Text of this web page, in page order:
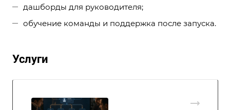
дашборды для руководителя;
обучение команды и поддержка после запуска.
Услуги